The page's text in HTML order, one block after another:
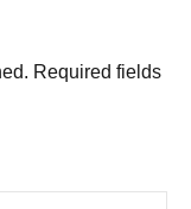
Required fields